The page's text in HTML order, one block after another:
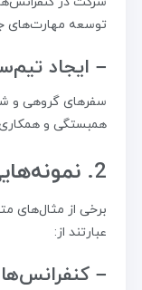
توسعه مهارت‌های
– ایجاد
سفرهای گروهی و
همبستگی و
2. نمونه‌هایی از سفر برای کارکنان
برخی از مثال‌های
عبارتند از:
–